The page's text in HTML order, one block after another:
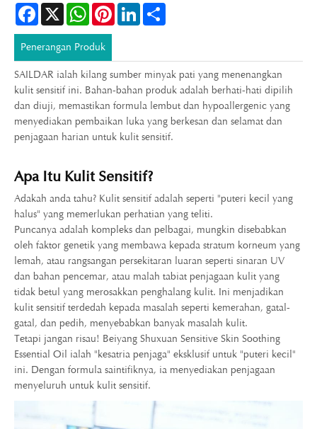
Facebook
X WhatsAppPinterestLinkedIn
Penerangan Produk
SAILDAR ialah kilang sumber minyak pati yang menenangkan
kulit sensitif ini. Bahan-bahan produk adalah berhati-hati dipilih
dan diuji, memastikan formula lembut dan hypoallergenic yang
menyediakan pembaikan luka yang berkesan dan selamat dan
penjagaan harian untuk kulit sensitif.
Apa Itu Kulit Sensitif?
Adakah anda tahu? Kulit sensitif adalah seperti "puteri kecil yang
halus" yang memerlukan perhatian yang teliti.
Puncanya adalah kompleks dan pelbagai, mungkin disebabkan
oleh faktor genetik yang membawa kepada stratum korneum yang
lemah, atau rangsangan persekitaran luaran seperti sinaran UV
dan bahan pencemar, atau malah tabiat penjagaan kulit yang
tidak betul yang merosakkan penghalang kulit. Ini menjadikan
kulit sensitif terdedah kepada masalah seperti kemerahan, gatal-
gatal, dan pedih, menyebabkan banyak masalah kulit.
Tetapi jangan risau! Beiyang Shuxuan Sensitive Skin Soothing
Essential Oil ialah "kesatria penjaga" eksklusif untuk "puteri kecil"
ini. Dengan formula saintifiknya, ia menyediakan penjagaan
menyeluruh untuk kulit sensitif.